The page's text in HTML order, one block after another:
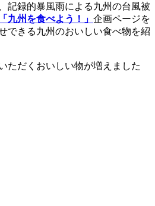
記録的暴風雨による九州の台風被
「九州を食べよう！」 企画ページを
できる九州のおいしい食べ物を紹
ただくおいしい物が増えました